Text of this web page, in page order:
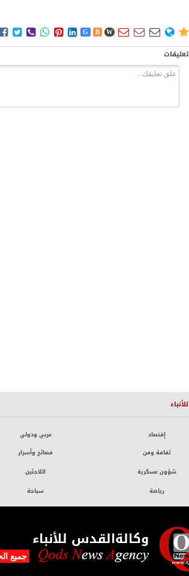
     G B W     
إقتصاد
ثقافة وفن
شؤون عسكرية
رياضة
عربي ودولي
فضائح وأسرار
اللاجئين
سياحة
وكالةالقدس للأنباء
جميع